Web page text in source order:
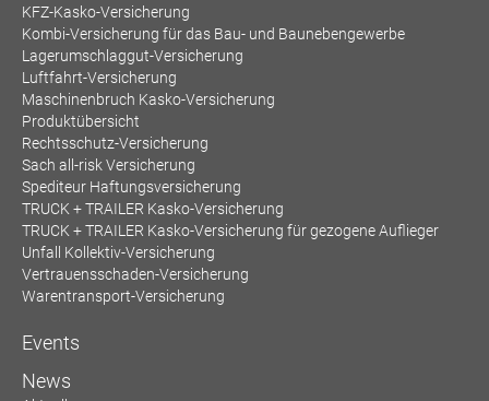
KFZ-Kasko-Versicherung
Kombi-Versicherung für das Bau- und Baunebengewerbe
Lagerumschlaggut-Versicherung
Luftfahrt-Versicherung
Maschinenbruch Kasko-Versicherung
Produktübersicht
Rechtsschutz-Versicherung
Sach all-risk Versicherung
Spediteur Haftungsversicherung
TRUCK + TRAILER Kasko-Versicherung
TRUCK + TRAILER Kasko-Versicherung für gezogene Auflieger
Unfall Kollektiv-Versicherung
Vertrauensschaden-Versicherung
Warentransport-Versicherung
Events
News